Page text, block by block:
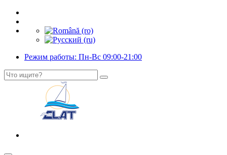
Режим работы: Пн-Вс 09:00-21:00